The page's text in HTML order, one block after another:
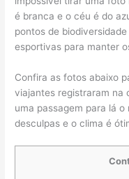
é branca e o céu é do
pontos de
esportivas para manter
Confira as fotos abaixo
viajantes registraram na
uma passagem para lá
desculpas e o clima é